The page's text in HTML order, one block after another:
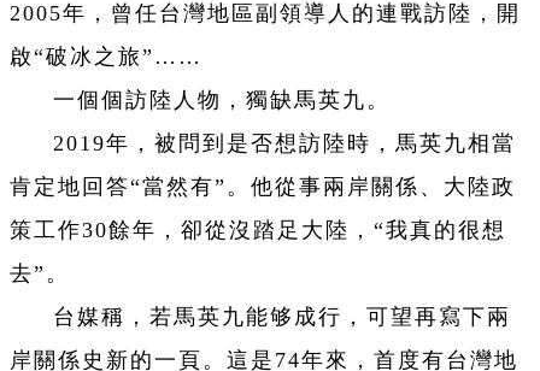
2005年，曾任台灣地區副領導人的連戰訪陸，開
啟“破冰之旅”……
一個個訪陸人物，獨缺馬英九。
2019年，被問到是否想訪陸時，馬英九相當
肯定地回答“當然有”。他從事兩岸關係、大陸政
策工作30餘年，卻從沒踏足大陸，“我真的很想
去”。
台媒稱，若馬英九能够成行，可望再寫下兩
岸關係史新的一頁。這是74年來，首度有台灣地